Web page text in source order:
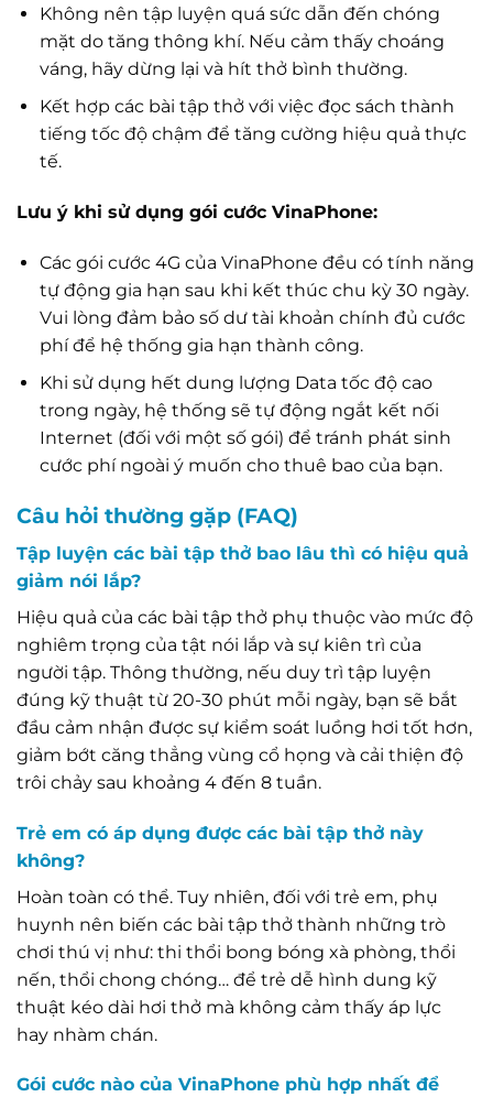
Không nên tập luyện quá sức dẫn đến chóng
mặt do tăng thông khí. Nếu cảm thấy choáng
váng, hãy dừng lại và hít thở bình thường.
Kết hợp các bài tập thở với việc đọc sách thành
tiếng tốc độ chậm để tăng cường hiệu quả thực
tế.
Lưu ý khi sử dụng gói cước VinaPhone:
Các gói cước 4G của VinaPhone đều có tính năng
tự động gia hạn sau khi kết thúc chu kỳ 30 ngày.
Vui lòng đảm bảo số dư tài khoản chính đủ cước
phí để hệ thống gia hạn thành công.
Khi sử dụng hết dung lượng Data tốc độ cao
trong ngày, hệ thống sẽ tự động ngắt kết nối
Internet (đối với một số gói) để tránh phát sinh
cước phí ngoài ý muốn cho thuê bao của bạn.
Câu hỏi thường gặp (FAQ)
Tập luyện các bài tập thở bao lâu thì có hiệu quả
giảm nói lắp?
Hiệu quả của các bài tập thở phụ thuộc vào mức độ
nghiêm trọng của tật nói lắp và sự kiên trì của
người tập. Thông thường, nếu duy trì tập luyện
đúng kỹ thuật từ 20-30 phút mỗi ngày, bạn sẽ bắt
đầu cảm nhận được sự kiểm soát luồng hơi tốt hơn,
giảm bớt căng thẳng vùng cổ họng và cải thiện độ
trôi chảy sau khoảng 4 đến 8 tuần.
Trẻ em có áp dụng được các bài tập thở này
không?
Hoàn toàn có thể. Tuy nhiên, đối với trẻ em, phụ
huynh nên biến các bài tập thở thành những trò
chơi thú vị như: thi thổi bong bóng xà phòng, thổi
nến, thổi chong chóng… để trẻ dễ hình dung kỹ
thuật kéo dài hơi thở mà không cảm thấy áp lực
hay nhàm chán.
Gói cước nào của VinaPhone phù hợp nhất để